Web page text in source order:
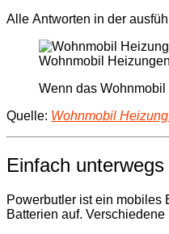
Alle Antworten in der
Wohnmobil
Wenn das
Quelle: Wohnmobil
Einfach
Powerbutler ist ein mobiles
Batterien auf.